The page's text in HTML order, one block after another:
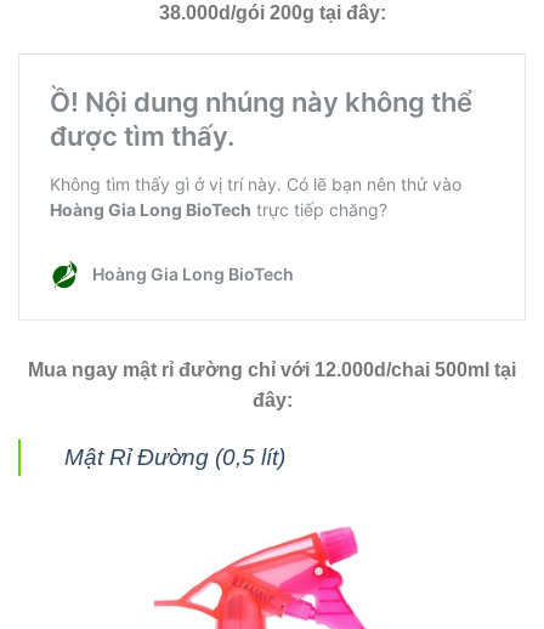
38.000d/gói 200g tại đây:
Mua ngay mật rỉ đường chỉ với 12.000d/chai 500ml tại
đây:
Mật Rỉ Đường (0,5 lít)